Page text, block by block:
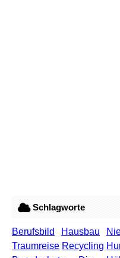
Schlagworte
Berufsbild Hausbau
Traumreise Recycling